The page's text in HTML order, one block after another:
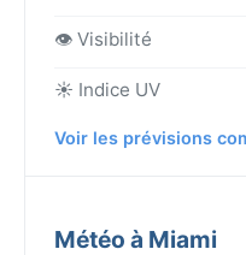
👁️ Visibilité
☀️ Indice UV
Voir les prévisions
Météo à Miami